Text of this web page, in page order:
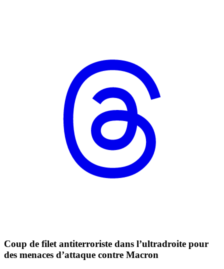
Coup de filet antiterroriste dans l’ultradroite pour
des menaces d’attaque contre Macron